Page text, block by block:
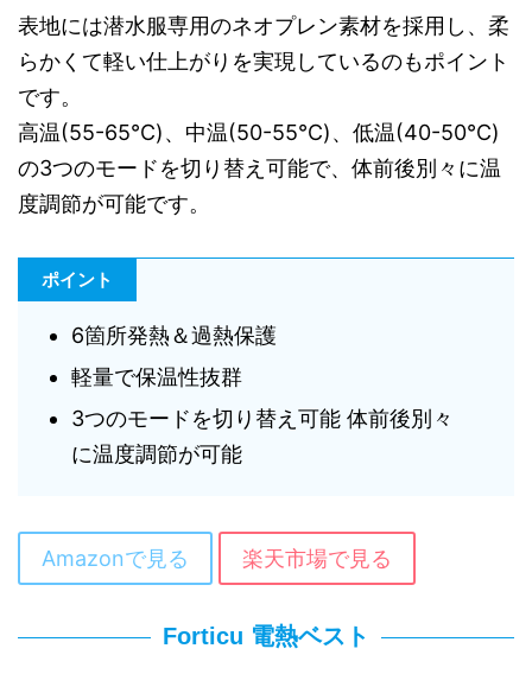
表地には潜水服専用のネオプレン素材を採用し、柔
らかくて軽い仕上がりを実現しているのもポイント
です。
高温(55-65℃)、中温(50-55℃)、低温(40-50℃)
の3つのモードを切り替え可能で、体前後別々に温
度調節が可能です。
ポイント
6箇所発熱＆過熱保護
軽量で保温性抜群
3つのモードを切り替え可能 体前後別々
に温度調節が可能
Amazonで見る 楽天市場で見る
Forticu 電熱ベスト